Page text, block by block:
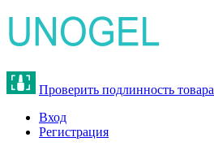
Проверить подлинность товара
Вход
Регистрация